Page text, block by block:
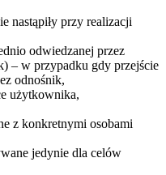
nastąpiły przy realizacji
odwiedzanej przez
– w przypadku gdy przejście
odnośnik,
użytkownika,
z konkretnymi osobami
jedynie dla celów